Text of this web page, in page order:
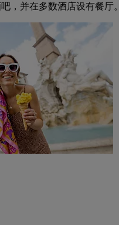
，并在多数酒店设有餐厅。